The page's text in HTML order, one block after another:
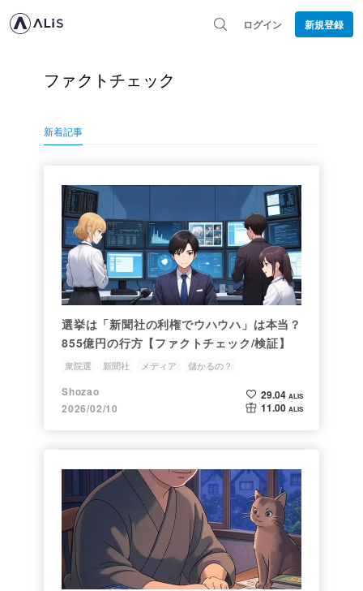
ログイン 新規登録
ファクトチェック
新着記事
選挙は「新聞社の利権でウハウハ」は本当？
855億円の行方【ファクトチェック/検証】
衆院選 新聞社 メディア
儲かるの？
ファクトチェック
Shozao
2026/02/10
29.04 ALIS
11.00 ALIS